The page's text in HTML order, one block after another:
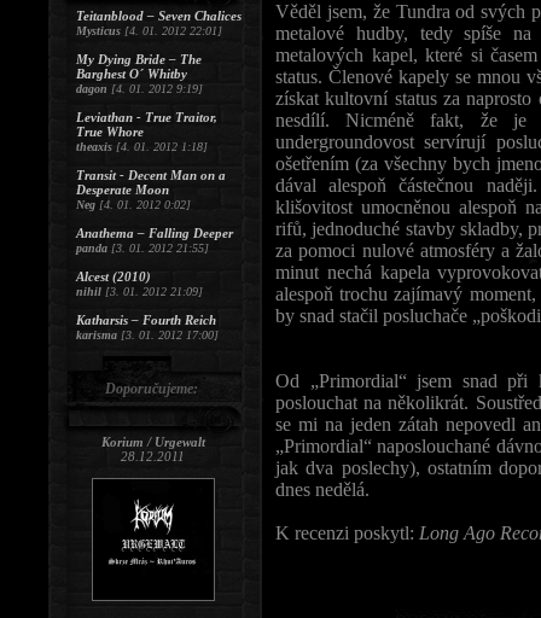
Věděl jsem, že Tundra od svých
metalové hudby, tedy spíše
metalových kapel, které si
status. Členové kapely se mnou
získat kultovní status za
nesdílí. Nicméně fakt, že
undergroundovost servírují
ošetřením (za všechny bych
dával alespoň částečnou
klišovitost umocněnou alespoň
rifů, jednoduché stavby skladby,
za pomoci nulové atmosféry a
minut nechá kapela
alespoň trochu zajímavý
by snad stačil posluchače
Od „Primordial“ jsem snad při
poslouchat na několikrát.
se mi na jeden zátah nepovedl
„Primordial“ naposlouchané
jak dva poslechy), ostatním
dnes nedělá.
K recenzi poskytl: Long Ago
Teitanblood – Seven Chalices
Mysticus [4. 01. 2012 22:01]
My Dying Bride – The
Barghest O´ Whitby
dagon [4. 01. 2012 9:19]
Leviathan - True Traitor,
True Whore
theaxis [4. 01. 2012 1:18]
Transit - Decent Man on a
Desperate Moon
Neg [4. 01. 2012 0:02]
Anathema – Falling Deeper
panda [3. 01. 2012 21:55]
Alcest (2010)
nihil [3. 01. 2012 21:09]
Katharsis – Fourth Reich
karisma [3. 01. 2012 17:00]
Doporučujeme:
Korium / Urgewalt
28.12.2011